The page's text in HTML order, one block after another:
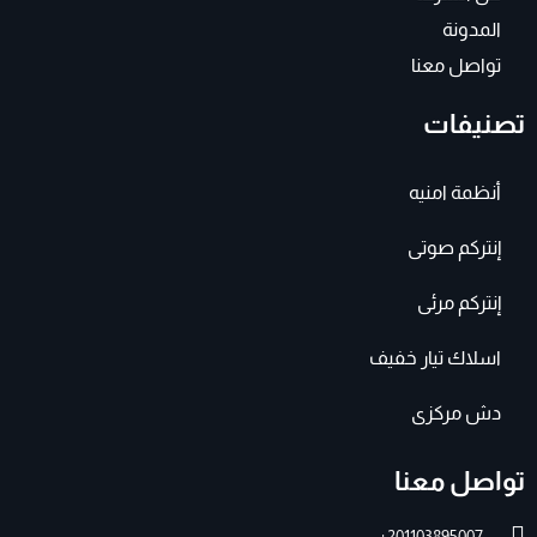
المدونة
تواصل معنا
تصنيفات
أنظمة امنيه
إنتركم صوتى
إنتركم مرئى
اسلاك تيار خفيف
دش مركزى
تواصل معنا